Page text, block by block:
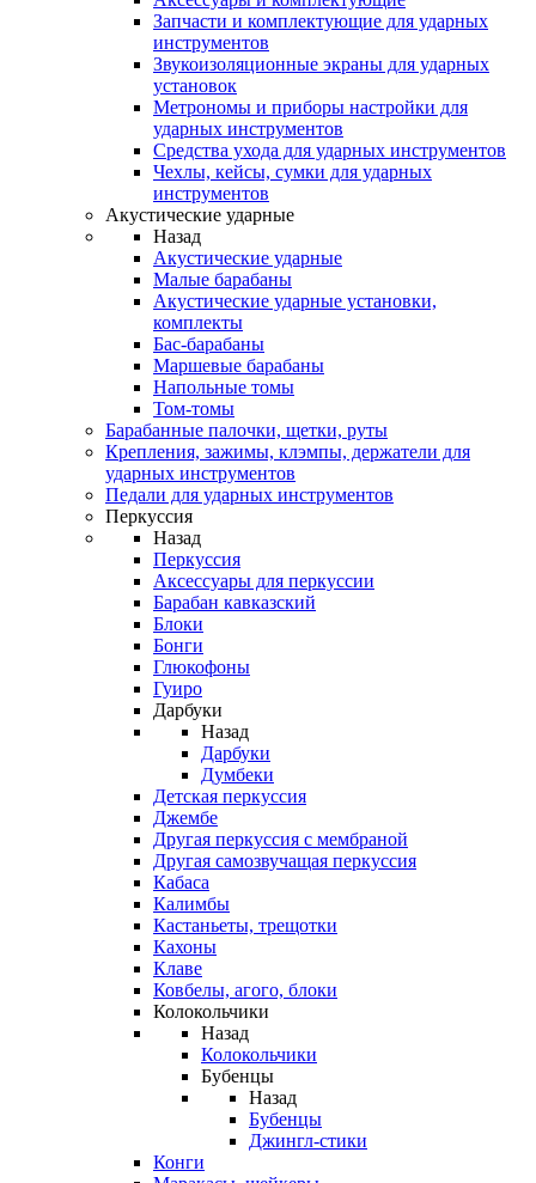
Запчасти и комплектующие для ударных
инструментов
Звукоизоляционные экраны для ударных
установок
Метрономы и приборы настройки для
ударных инструментов
Средства ухода для ударных инструментов
Чехлы, кейсы, сумки для ударных
инструментов
Акустические ударные
Назад
Акустические ударные
Mалые барабаны
Акустические ударные установки,
комплекты
Бас-барабаны
Маршевые барабаны
Напольные томы
Том-томы
Барабанные палочки, щетки, руты
Крепления, зажимы, клэмпы, держатели для
ударных инструментов
Педали для ударных инструментов
Перкуссия
Назад
Перкуссия
Аксессуары для перкуссии
Барабан кавказский
Блоки
Бонги
Глюкофоны
Гуиро
Дарбуки
Назад
Дарбуки
Думбеки
Детская перкуссия
Джембе
Другая перкуссия с мембраной
Другая самозвучащая перкуссия
Кабаса
Калимбы
Кастаньеты, трещотки
Кахоны
Клаве
Ковбелы, агого, блоки
Колокольчики
Назад
Колокольчики
Бубенцы
Назад
Бубенцы
Джингл-стики
Конги